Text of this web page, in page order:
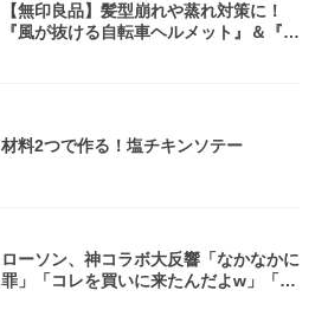
【無印良品】髪型崩れや蒸れ対策に！
『風が抜ける自転車ヘルメット』＆『2
材料2つで作る！塩チキンソテー
ローソン、神コラボ大反響「なかなかに
罪」「コレを買いに来たんだよw」「３